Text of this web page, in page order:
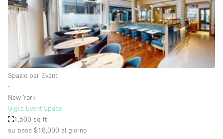
Elettricità
Esposizione di Automobili
Giardino
Illuminazione
Industriale
Internet
Licenza per Liquori
Spazio per Eventi
∙
New York
Gigi's Event Space
1,500 sq ft
su base $18,000 al giorno